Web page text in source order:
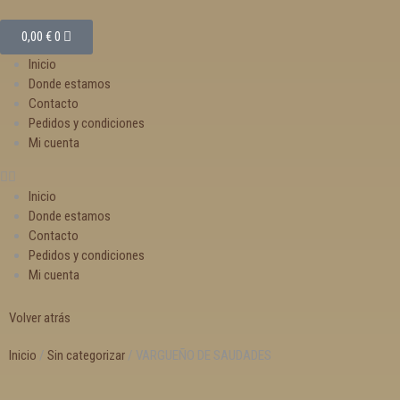
0,00 €0
Inicio
Donde estamos
Contacto
Pedidos y condiciones
Mi cuenta
Inicio
Donde estamos
Contacto
Pedidos y condiciones
Mi cuenta
Volver atrás
Inicio / Sin categorizar / VARGUEÑO DE SAUDADES